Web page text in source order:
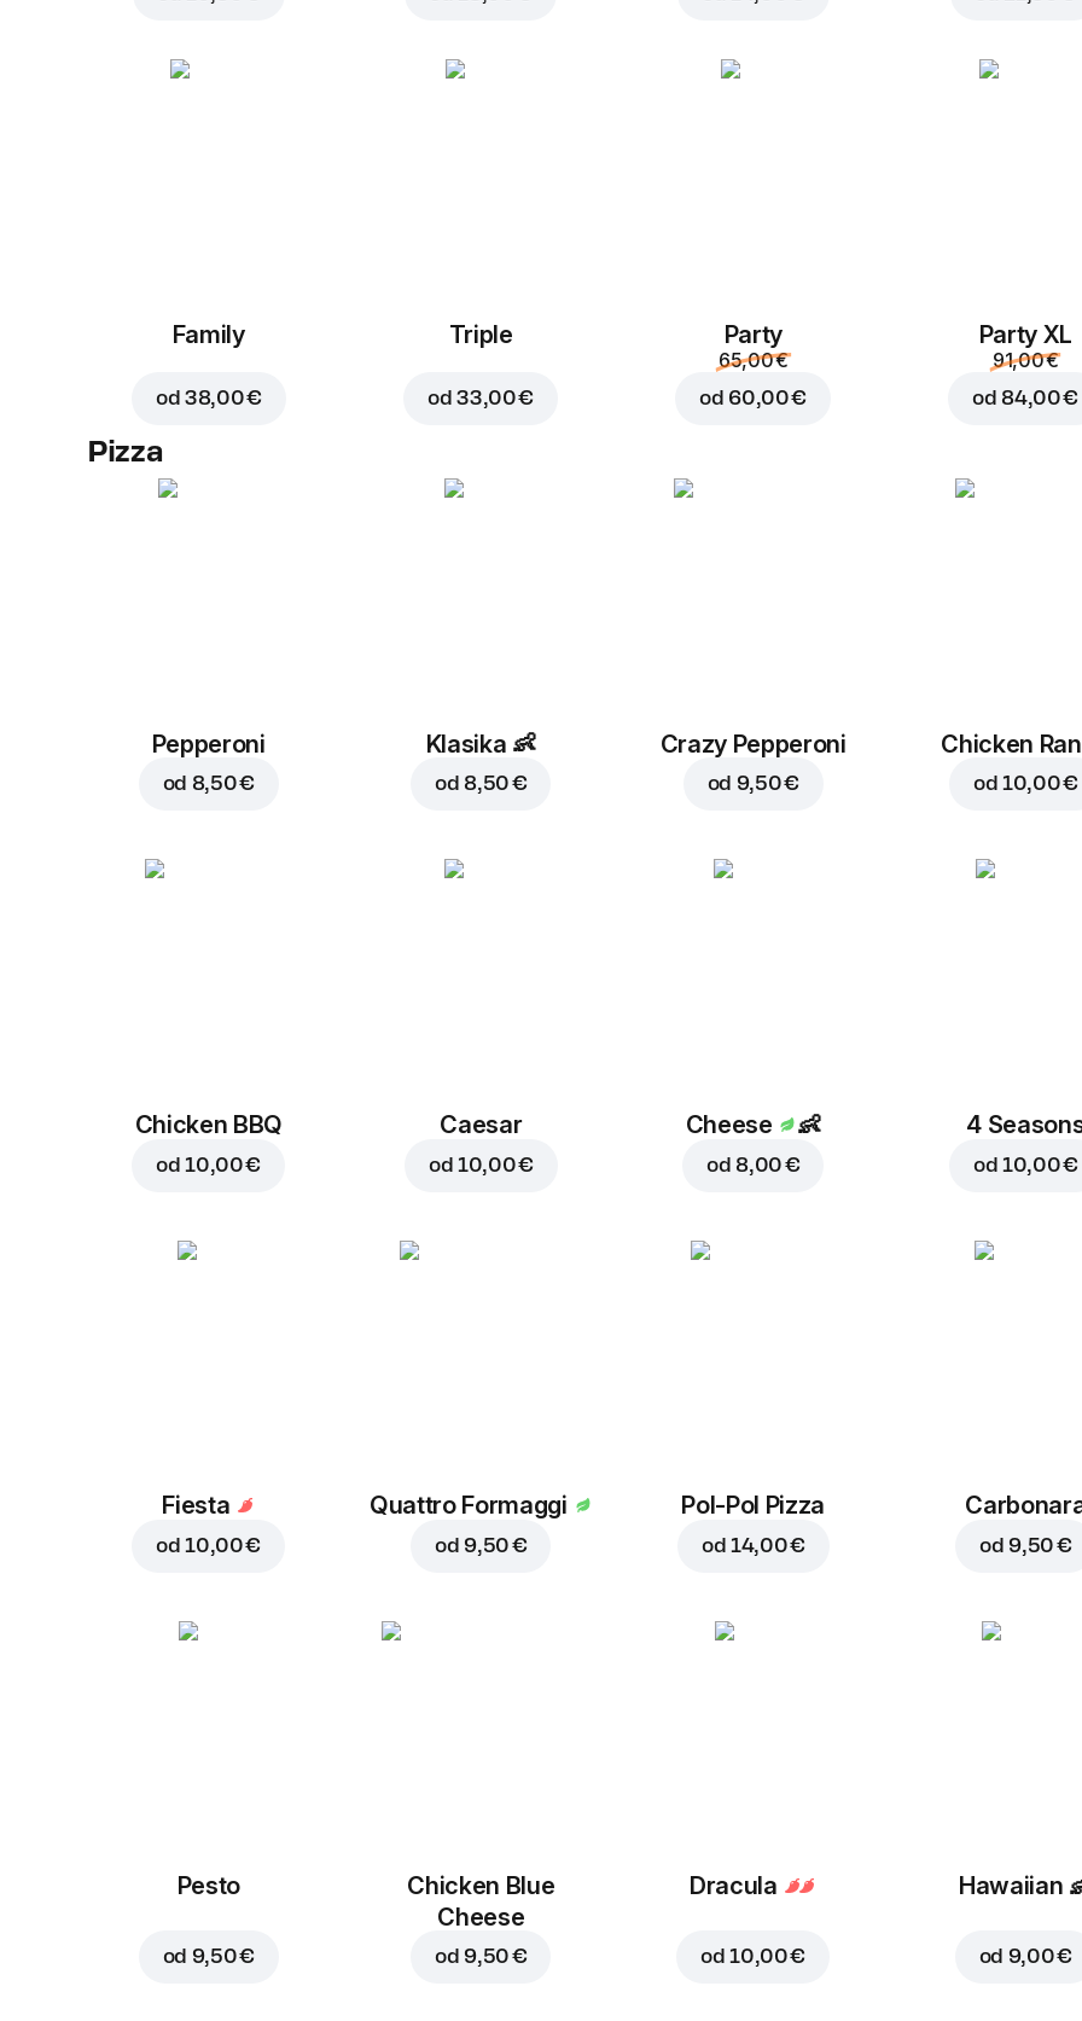
Dodaj v košaro za
Family
od 38,00 €
Triple
od33,00 €
Party
65,00 €
od 60,00 €
Party XL
91,00 €
od 84,00 €
Pizza
Pepperoni
od 8,50 €
Klasika 👶
od 8,50 €
Crazy Pepperoni
od 9,50 €
Chicken
od 10,00 €
Chicken BBQ
od 10,00 €
Caesar
od 10,00 €
Cheese 👶
od 8,00 €
4
od 10,00 €
Fiesta
od 10,00 €
Quattro Formaggi
od 9,50 €
Pol-Pol Pizza
od 14,00 € od 9,50 €
Pesto
od 9,50 €
Chicken Blue
Cheese
od 9,50 €
Dracula
od10,00 €
Hawaiian
od 9,00 €